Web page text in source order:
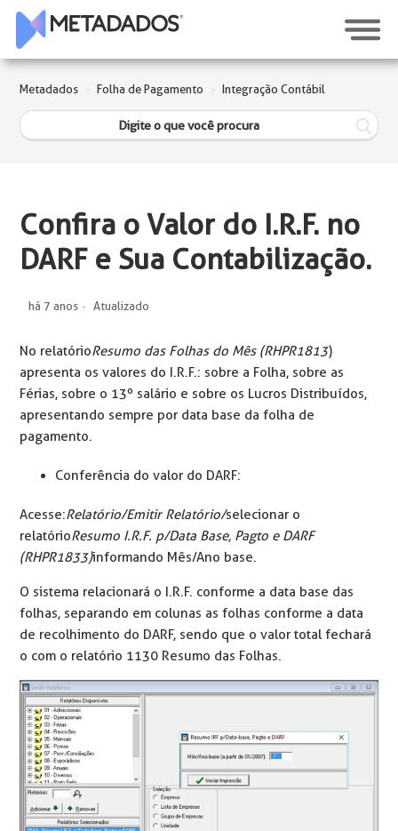
Metadados Folha de Pagamento Integração Contábil
Confira o Valor do I.R.F. no
DARF e Sua Contabilização.
há 7 anos Atualizado
No relatórioResumo das Folhas do Mês (RHPR1813)
apresenta os valores do I.R.F.: sobre a Folha, sobre as
Férias, sobre o 13º salário e sobre os Lucros Distribuídos,
apresentando sempre por data base da folha de
pagamento.
Conferência do valor do DARF:
Acesse:Relatório/Emitir Relatório/selecionar o
relatórioResumo I.R.F. p/Data Base, Pagto e DARF
(RHPR1833)informando Mês/Ano base.
O sistema relacionará o I.R.F. conforme a data base das
folhas, separando em colunas as folhas conforme a data
de recolhimento do DARF, sendo que o valor total fechará
o com o relatório 1130 Resumo das Folhas.